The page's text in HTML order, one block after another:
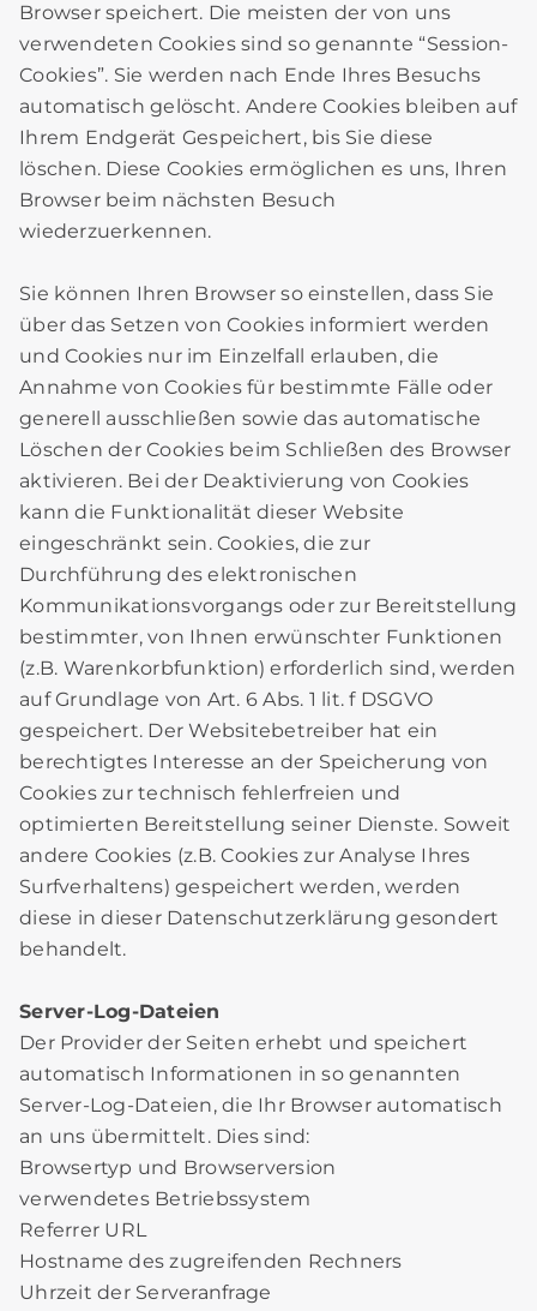
Browser speichert. Die meisten der von uns
verwendeten Cookies sind so genannte “Session-
Cookies”. Sie werden nach Ende Ihres Besuchs
automatisch gelöscht. Andere Cookies bleiben auf
Ihrem Endgerät Gespeichert, bis Sie diese
löschen. Diese Cookies ermöglichen es uns, Ihren
Browser beim nächsten Besuch
wiederzuerkennen.
Sie können Ihren Browser so einstellen, dass Sie
über das Setzen von Cookies informiert werden
und Cookies nur im Einzelfall erlauben, die
Annahme von Cookies für bestimmte Fälle oder
generell ausschließen sowie das automatische
Löschen der Cookies beim Schließen des Browser
aktivieren. Bei der Deaktivierung von Cookies
kann die Funktionalität dieser Website
eingeschränkt sein. Cookies, die zur
Durchführung des elektronischen
Kommunikationsvorgangs oder zur Bereitstellung
bestimmter, von Ihnen erwünschter Funktionen
(z.B. Warenkorbfunktion) erforderlich sind, werden
auf Grundlage von Art. 6 Abs. 1 lit. f DSGVO
gespeichert. Der Websitebetreiber hat ein
berechtigtes Interesse an der Speicherung von
Cookies zur technisch fehlerfreien und
optimierten Bereitstellung seiner Dienste. Soweit
andere Cookies (z.B. Cookies zur Analyse Ihres
Surfverhaltens) gespeichert werden, werden
diese in dieser Datenschutzerklärung gesondert
behandelt.
Server-Log-Dateien
Der Provider der Seiten erhebt und speichert
automatisch Informationen in so genannten
Server-Log-Dateien, die Ihr Browser automatisch
an uns übermittelt. Dies sind:
Browsertyp und Browserversion
verwendetes Betriebssystem
Referrer URL
Hostname des zugreifenden Rechners
Uhrzeit der Serveranfrage